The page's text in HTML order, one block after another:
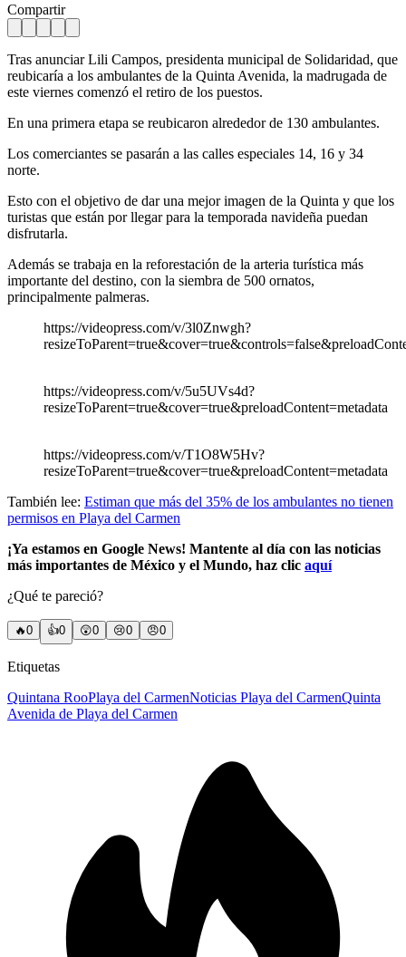
Compartir
Tras anunciar Lili Campos, presidenta municipal de Solidaridad, que
reubicaría a los ambulantes de la Quinta Avenida, la madrugada de
este viernes comenzó el retiro de los puestos.
En una primera etapa se reubicaron alrededor de 130 ambulantes.
Los comerciantes se pasarán a las calles especiales 14, 16 y 34
norte.
Esto con el objetivo de dar una mejor imagen de la Quinta y que los
turistas que están por llegar para la temporada navideña puedan
disfrutarla.
Además se trabaja en la reforestación de la arteria turística más
importante del destino, con la siembra de 500 ornatos,
principalmente palmeras.
https://videopress.com/v/3l0Znwgh?
https://videopress.com/v/5u5UVs4d?
resizeToParent=true&cover=true&preloadContent=metadata
https://videopress.com/v/T1O8W5Hv?
resizeToParent=true&cover=true&preloadContent=metadata
También lee: Estiman que más del 35% de los ambulantes no tienen
permisos en Playa del Carmen
¡Ya estamos en Google News! Mantente al día con las noticias
más importantes de México y el Mundo, haz clic aquí
¿Qué te pareció?
🔥0 👍0 😲0 😢0 😠0
Etiquetas
Quintana RooPlaya del CarmenNoticias Playa del CarmenQuinta
Avenida de Playa del Carmen